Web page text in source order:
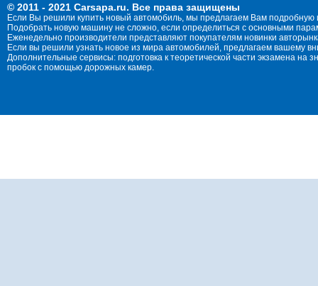
© 2011 - 2021 Carsapa.ru. Все права защищены
Если Вы решили купить новый автомобиль, мы предлагаем Вам
Подобрать новую машину не сложно, если определиться с основными
Еженедельно производители представляют покупателям новинки
Если вы решили узнать новое из мира автомобилей, предлагаем вашему
Дополнительные сервисы: подготовка к теоретической части экзамена
пробок с помощью дорожных камер.